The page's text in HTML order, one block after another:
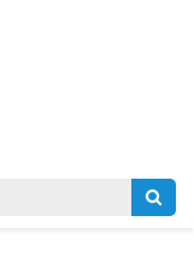
Rechercher